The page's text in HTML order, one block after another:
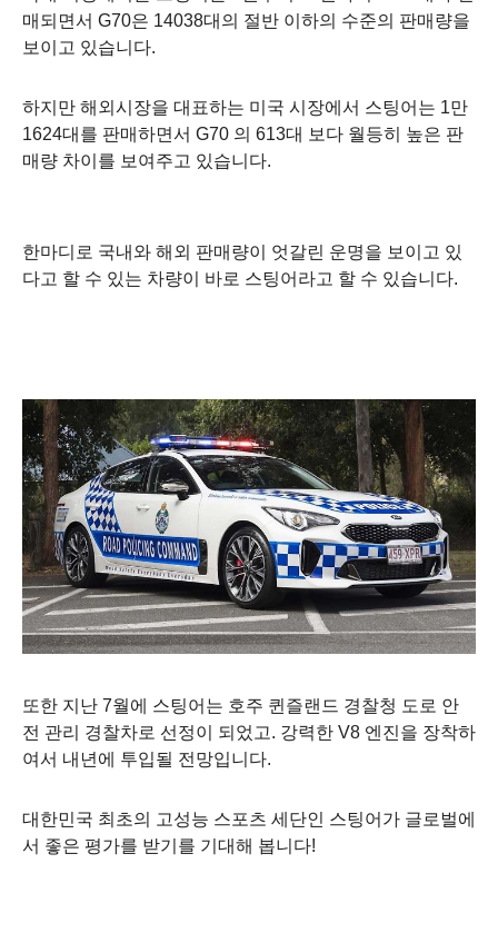
매되면서 G70은 14038대의 절반 이하의 수준의 판매량을
보이고 있습니다.
하지만 해외시장을 대표하는 미국 시장에서 스팅어는 1만
1624대를 판매하면서 G70 의 613대 보다 월등히 높은 판
매량 차이를 보여주고 있습니다.
한마디로 국내와 해외 판매량이 엇갈린 운명을 보이고 있
다고 할 수 있는 차량이 바로 스팅어라고 할 수 있습니다.
또한 지난 7월에 스팅어는 호주 퀸즐랜드 경찰청 도로 안
전 관리 경찰차로 선정이 되었고. 강력한 V8 엔진을 장착하
여서 내년에 투입될 전망입니다.
대한민국 최초의 고성능 스포츠 세단인 스팅어가 글로벌에
서 좋은 평가를 받기를 기대해 봅니다!